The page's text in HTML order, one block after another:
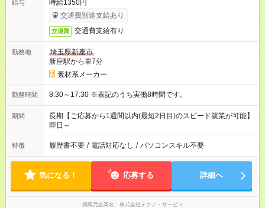
給与
時給1350円
交通費別途支給あり
交通費 交通費支給有り
勤務地
埼玉県新座市
新座駅から車7分
素材系メーカー
勤務時間 8:30～17:30 ※表記のうち実働8時間です。
期間
長期【ご応募から1週間以内(最短2日目)のスピード就業が可能】
即日～
特徴 履歴書不要 / 電話対応なし / パソコンスキル不要
気になる！ 応募する 詳細へ
掲載元企業名 株式会社テクノ・サービス